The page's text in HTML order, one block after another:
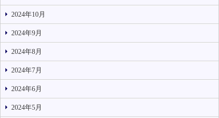
2024年10月
2024年9月
2024年8月
2024年7月
2024年6月
2024年5月